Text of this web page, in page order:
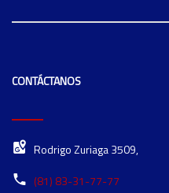
CONTÁCTANOS
Rodrigo Zuriaga 3509,
(81) 83-31-77-77